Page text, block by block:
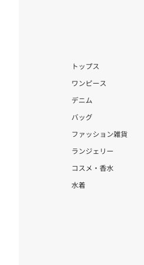
トップス
ワンピース
デニム
バッグ
ファッション雑貨
ランジェリー
コスメ・香水
水着